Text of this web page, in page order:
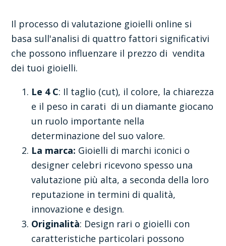
Il processo di valutazione gioielli online si
basa sull'analisi di quattro fattori significativi
che possono influenzare il prezzo di vendita
dei tuoi gioielli.
Le 4 C: Il taglio (cut), il colore, la chiarezza
e il peso in carati di un diamante giocano
un ruolo importante nella
determinazione del suo valore.
La marca: Gioielli di marchi iconici o
designer celebri ricevono spesso una
valutazione più alta, a seconda della loro
reputazione in termini di qualità,
innovazione e design.
Originalità: Design rari o gioielli con
caratteristiche particolari possono